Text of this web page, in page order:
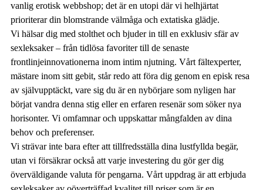
vanlig erotisk webbshop; det är en utopi där vi helhjärtat
prioriterar din blomstrande välmåga och extatiska glädje.
Vi hälsar dig med stolthet och bjuder in till en exklusiv sfär av
sexleksaker – från tidlösa favoriter till de senaste
frontlinjeinnovationerna inom intim njutning. Vårt fältexperter,
mästare inom sitt gebit, står redo att föra dig genom en episk resa
av självupptäckt, vare sig du är en nybörjare som nyligen har
börjat vandra denna stig eller en erfaren resenär som söker nya
horisonter. Vi omfamnar och uppskattar mångfalden av dina
behov och preferenser.
Vi strävar inte bara efter att tillfredsställa dina lustfyllda begär,
utan vi försäkrar också att varje investering du gör ger dig
överväldigande valuta för pengarna. Vårt uppdrag är att erbjuda